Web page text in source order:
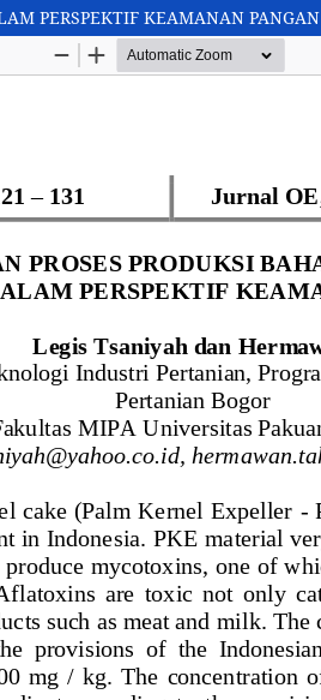
PERSPEKTIF KEAMANAN PANGAN